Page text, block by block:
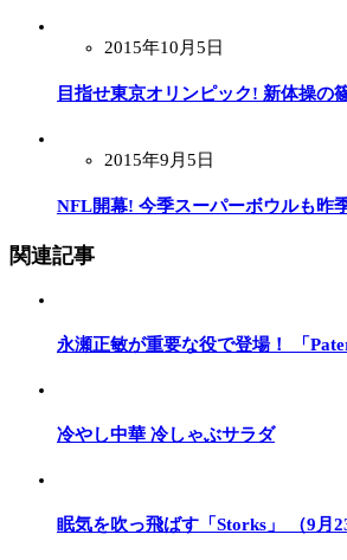
2015年10月5日
目指せ東京オリンピック! 新体操の
2015年9月5日
NFL開幕! 今季スーパーボウルも昨
関連記事
永瀬正敏が重要な役で登場！ 「
冷やし中華 冷しゃぶサラダ
眠気を吹っ飛ばす「Storks」 （9月